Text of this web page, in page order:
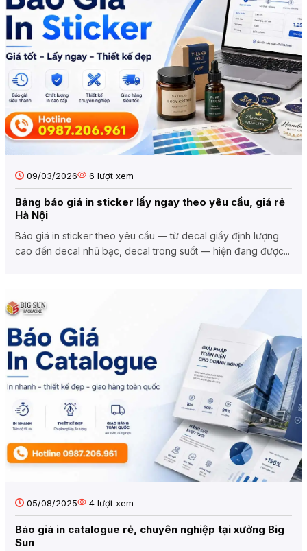
09/03/2026 6 lượt xem
Bảng báo giá in sticker lấy ngay theo yêu cầu, giá rẻ
Hà Nội
Báo giá in sticker theo yêu cầu — từ decal giấy định lượng
cao đến decal nhũ bạc, decal trong suốt — hiện đang được...
05/08/2025 4 lượt xem
Báo giá in catalogue rẻ, chuyên nghiệp tại xưởng Big
Sun